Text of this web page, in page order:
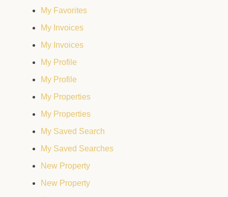
My Favorites
My Invoices
My Invoices
My Profile
My Profile
My Properties
My Properties
My Saved Search
My Saved Searches
New Property
New Property